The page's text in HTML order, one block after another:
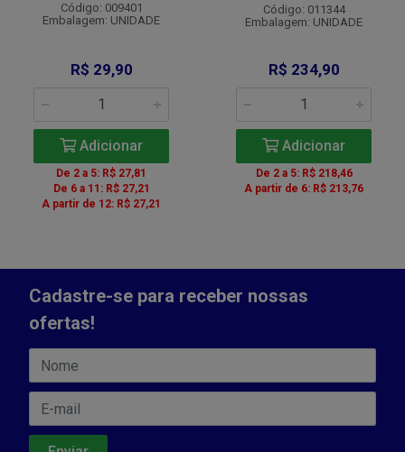
Código: 009401
Embalagem: UNIDADE
R$ 29,90
Adicionar
De 2 a 5: R$ 27,81
De 6 a 11: R$ 27,21
A partir de 12: R$ 27,21
Código: 011344
Embalagem: UNIDADE
R$ 234,90
Adicionar
De 2 a 5: R$ 218,46
A partir de 6: R$ 213,76
Cadastre-se para receber nossas
ofertas!